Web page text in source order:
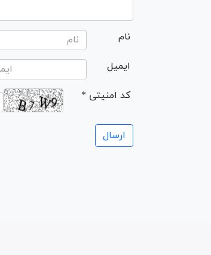
نام
ایمیل
* کد امنیتی